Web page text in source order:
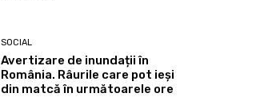
SOCIAL
Avertizare de inundații în
România. Râurile care pot ieși
din matcă în următoarele ore